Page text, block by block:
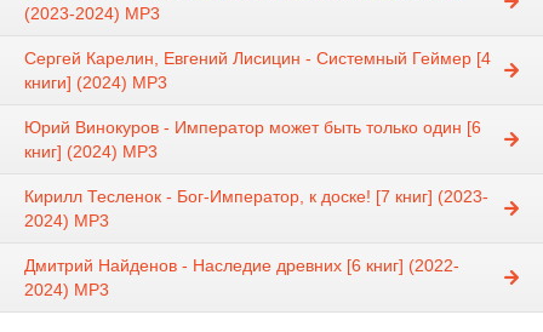
(2023-2024) МР3
Сергей Карелин, Евгений Лисицин - Системный Геймер [4
книги] (2024) МР3
Юрий Винокуров - Император может быть только один [6
книг] (2024) МР3
Кирилл Тесленок - Бог-Император, к доске! [7 книг] (2023-
2024) МР3
Дмитрий Найденов - Наследие древних [6 книг] (2022-
2024) МР3